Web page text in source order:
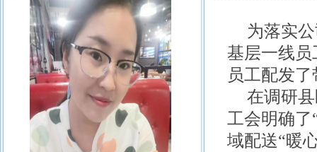
为落实
基层一线
员工配发
在调研
工会明确了
域配送“暖